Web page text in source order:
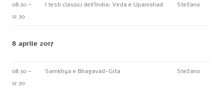
08.30 –
12.30
I testi classici dell’India: Veda e Upanishad Stefano
8 aprile 2017
08.30 –
12.30
Samkhya e Bhagavad-Gita Stefano